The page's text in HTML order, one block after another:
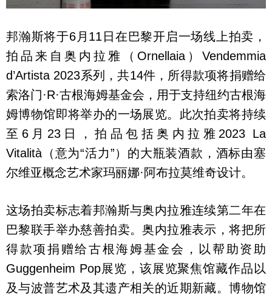
邦瀚斯将于6月11日在巴黎开启一场线上拍卖，
拍品来自奥内拉雅（Ornellaia）Vendemmia
d’Artista 2023系列，共14件，所得款项将捐赠给
索洛门·R·古根海姆基金会，用于支持纽约古根海
姆博物馆即将举办的一场展览。此次拍卖将持续
至6月23日，拍品包括奥内拉雅2023 La
Vitalità（意为“活力”）的大瓶装酒款，酒标由塞
尔维亚概念艺术家玛丽娜·阿布拉莫维奇设计。
这场拍卖标志着邦瀚斯与奥内拉雅连续第二年在
巴黎联手举办慈善拍卖。奥内拉雅表示，将把所
得款项捐赠给古根海姆基金会，以帮助资助
Guggenheim Pop展览，该展览聚焦馆藏作品以
及与波普艺术及其遗产相关的近期新藏。博物馆